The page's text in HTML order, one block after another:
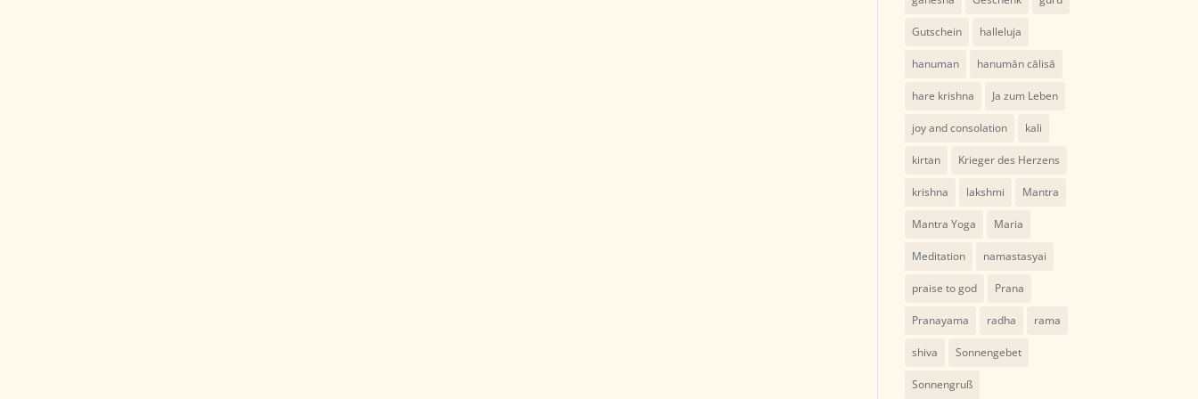
Gutschein halleluja
hanuman hanumān cālisā
hare krishna Ja zum Leben
joy and consolation kali
kirtan Krieger des Herzens
krishna lakshmi Mantra
Mantra Yoga Maria
Meditation namastasyai
praise to god Prana
Pranayama radha rama
shiva Sonnengebet
Sonnengruß